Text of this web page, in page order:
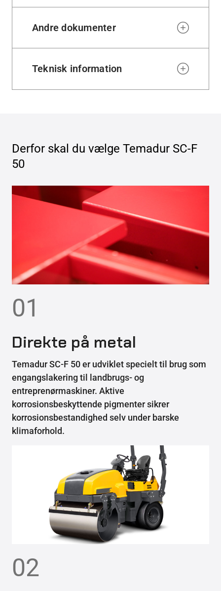
Andre dokumenter
Teknisk information
Derfor skal du vælge Temadur SC-F
50
01
Direkte på metal
Temadur SC-F 50 er udviklet specielt til brug som
engangslakering til landbrugs- og
entreprenørmaskiner. Aktive
korrosionsbeskyttende pigmenter sikrer
korrosionsbestandighed selv under barske
klimaforhold.
02